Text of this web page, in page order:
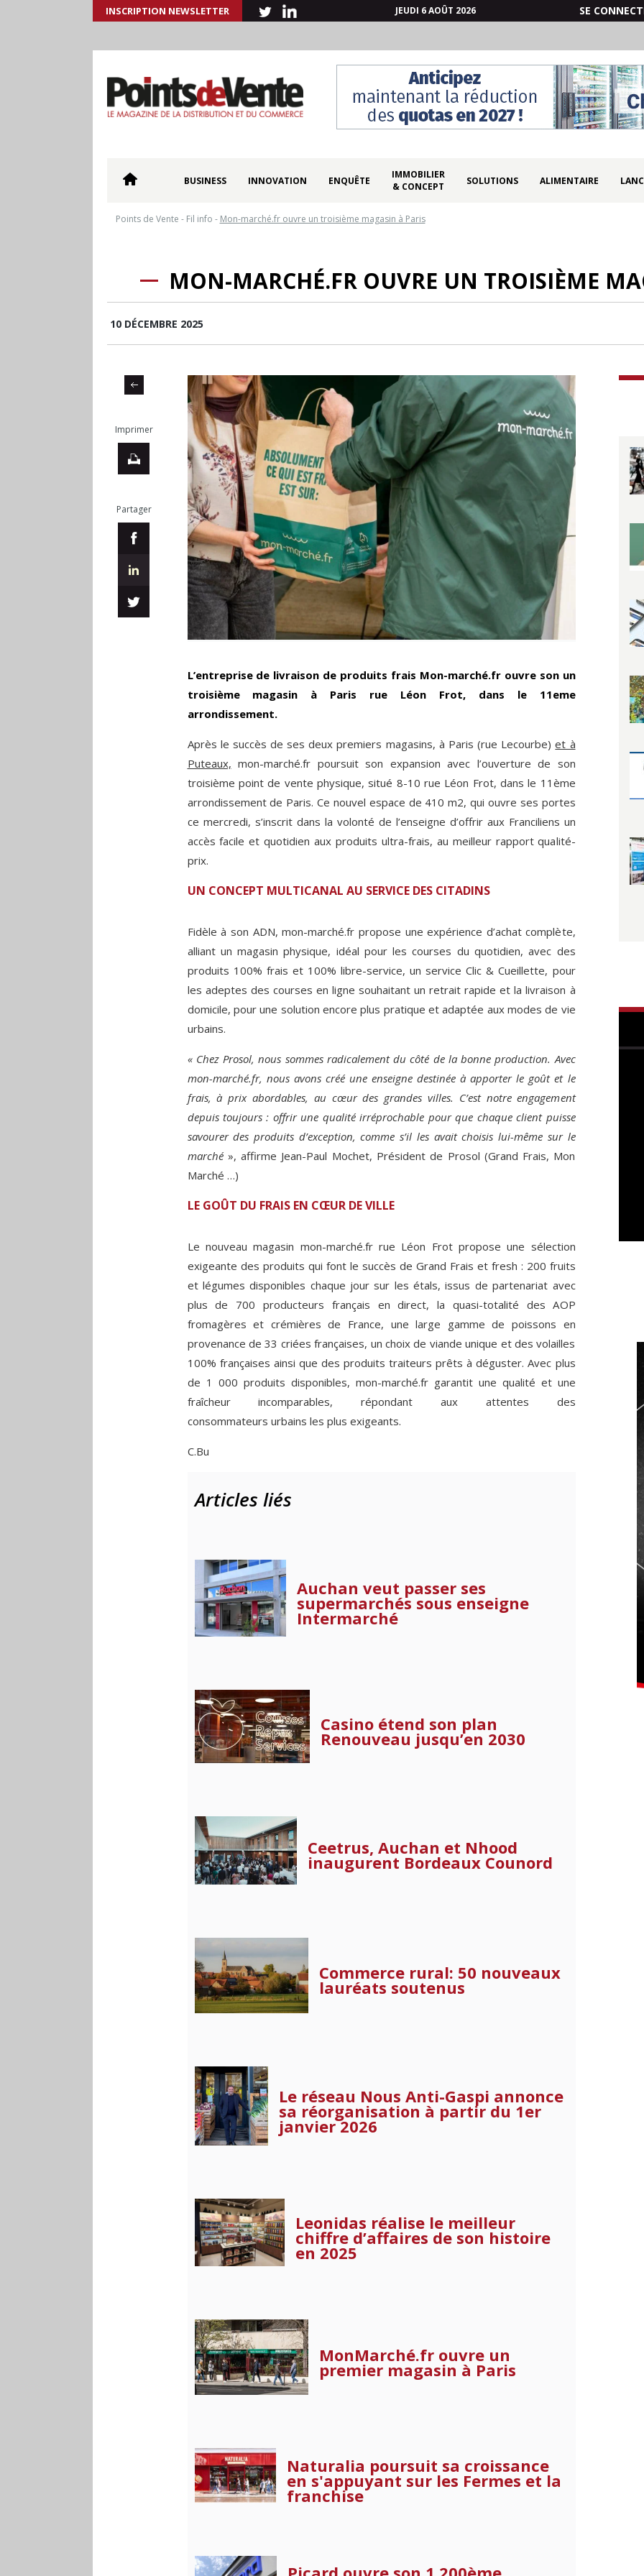
INSCRIPTION NEWSLETTER JEUDI 6 AOÛT 2026 SE
BUSINESS INNOVATION ENQUÊTE
IMMOBILIER
& CONCEPT
SOLUTIONS ALIMENTAIRE
Points de Vente - Fil info - Mon-marché.fr ouvre un troisième magasin à Paris
MON-MARCHÉ.FR OUVRE UN TROISIÈME
10 DÉCEMBRE 2025
Imprimer
Partager
L’entreprise de livraison de produits frais Mon-marché.fr ouvre son un
troisième magasin à Paris rue Léon Frot, dans le 11eme
arrondissement.
Après le succès de ses deux premiers magasins, à Paris (rue Lecourbe)et à
Puteaux, mon-marché.fr poursuit son expansion avec l’ouverture de son
troisième point de vente physique, situé 8-10 rue Léon Frot, dans le 11ème
arrondissement de Paris. Ce nouvel espace de 410 m2, qui ouvre ses portes
ce mercredi, s’inscrit dans la volonté de l’enseigne d’offrir aux Franciliens un
accès facile et quotidien aux produits ultra-frais, au meilleur rapport qualité-
prix.
UN CONCEPT MULTICANAL AU SERVICE DES CITADINS
Fidèle à son ADN, mon-marché.fr propose une expérience d’achat complète,
alliant un magasin physique, idéal pour les courses du quotidien, avec des
produits 100% frais et 100% libre-service, un service Clic & Cueillette, pour
les adeptes des courses en ligne souhaitant un retrait rapide et la livraison à
domicile, pour une solution encore plus pratique et adaptée aux modes de vie
urbains.
« Chez Prosol, nous sommes radicalement du côté de la bonne production. Avec
mon-marché.fr, nous avons créé une enseigne destinée à apporter le goût et le
frais, à prix abordables, au cœur des grandes villes. C’est notre engagement
depuis toujours : offrir une qualité irréprochable pour que chaque client puisse
savourer des produits d’exception, comme s’il les avait choisis lui-même sur le
marché», affirme Jean-Paul Mochet, Président de Prosol (Grand Frais, Mon
Marché …)
LE GOÛT DU FRAIS EN CŒUR DE VILLE
Le nouveau magasin mon-marché.fr rue Léon Frot propose une sélection
exigeante des produits qui font le succès de Grand Frais et fresh : 200 fruits
et légumes disponibles chaque jour sur les étals, issus de partenariat avec
plus de 700 producteurs français en direct, la quasi-totalité des AOP
fromagères et crémières de France, une large gamme de poissons en
provenance de 33 criées françaises, un choix de viande unique et des volailles
100% françaises ainsi que des produits traiteurs prêts à déguster. Avec plus
de 1 000 produits disponibles, mon-marché.fr garantit une qualité et une
fraîcheur incomparables, répondant aux attentes des
consommateurs urbains les plus exigeants.
C.Bu
Articles liés
Auchan veut passer ses
supermarchés sous enseigne
Intermarché
Casino étend son plan
Renouveau jusqu’en 2030
Ceetrus, Auchan et Nhood
inaugurent Bordeaux Counord
Commerce rural: 50 nouveaux
lauréats soutenus
Le réseau Nous Anti-Gaspi annonce
sa réorganisation à partir du 1er
janvier 2026
Leonidas réalise le meilleur
chiffre d’affaires de son histoire
en 2025
MonMarché.fr ouvre un
premier magasin à Paris
Naturalia poursuit sa croissance
en s'appuyant sur les Fermes et la
franchise